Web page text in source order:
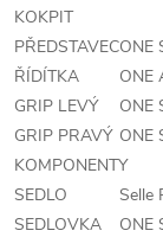
KOKPIT
PŘEDSTAVECONE
ŘÍDÍTKA
ONE
GRIP LEVÝ
ONE
GRIP PRAVÝ ONE
KOMPONENTY
SEDLO
Selle
SEDLOVKA
ONE